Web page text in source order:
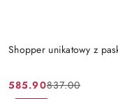
Shopper unikatowy z
Cena
585.90
Cena
837.00